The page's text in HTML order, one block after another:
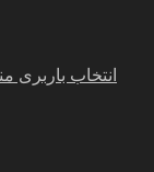
انتخاب باربری